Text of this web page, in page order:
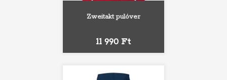
Zweitakt pulóver
Ár
11 990 Ft